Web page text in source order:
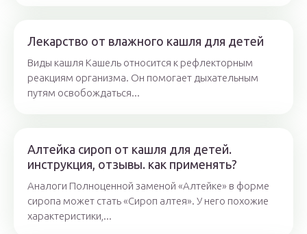
Лекарство от влажного кашля для детей
Виды кашля Кашель относится к рефлекторным
реакциям организма. Он помогает дыхательным
путям освобождаться...
Алтейка сироп от кашля для детей.
инструкция, отзывы. как применять?
Аналоги Полноценной заменой «Алтейке» в форме
сиропа может стать «Сироп алтея». У него похожие
характеристики,...